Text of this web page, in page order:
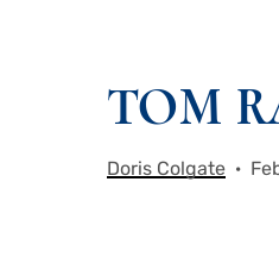
Drücken Sie die
TOM
Doris Colgate